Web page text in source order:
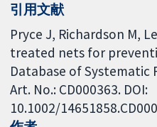
引用文献
Pryce J, Richardson M,
treated nets for
Database of Systematic
Art. No.: CD000363. DOI:
10.1002/